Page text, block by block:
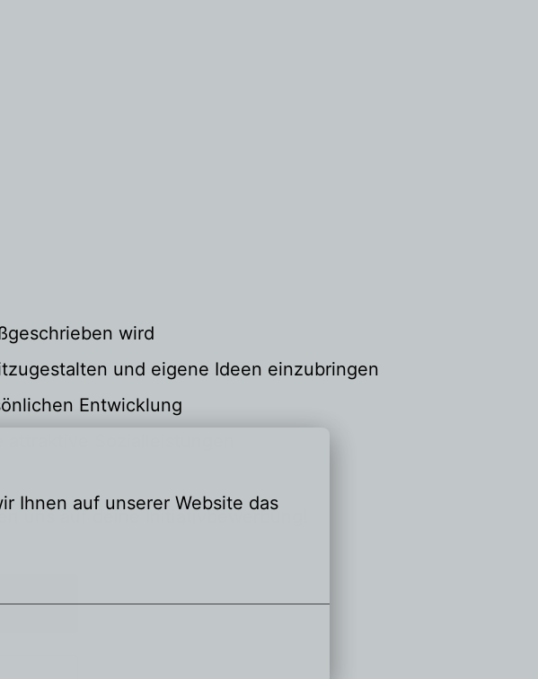
Ihnen auf unserer Website das
wird
und eigene Ideen einzubringen
Entwicklung
Sozialleistungen
uns auf deine Initiativbewerbung!